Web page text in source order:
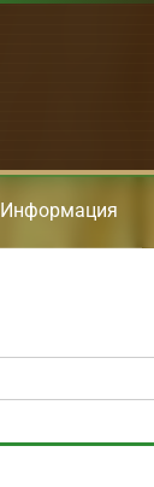
Информация